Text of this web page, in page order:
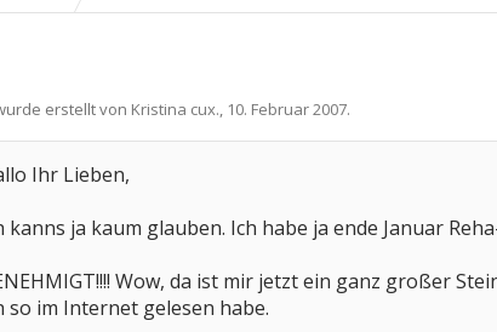
erstellt von Kristina cux., 10. Februar 2007.
Ihr Lieben,
kanns ja kaum glauben. Ich habe ja ende Januar
Wow, da ist mir jetzt ein ganz großer
so im Internet gelesen habe.